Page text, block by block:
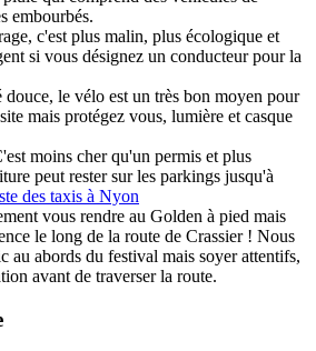
embourbés.
c'est plus malin, plus écologique et
si vous désignez un conducteur pour la
le vélo est un très bon moyen pour
mais protégez vous, lumière et casque
moins cher qu'un permis et plus
peut rester sur les parkings jusqu'à
des taxis à Nyon
vous rendre au Golden à pied mais
le long de la route de Crassier ! Nous
au abords du festival mais soyer attentifs,
avant de traverser la route.